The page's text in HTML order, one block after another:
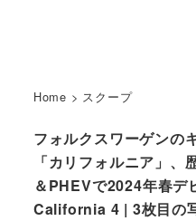
Home > スクープ
フォルクスワーゲンの
「カリフォルニア」
＆PHEVで2024年春
California 4 | 3枚目の